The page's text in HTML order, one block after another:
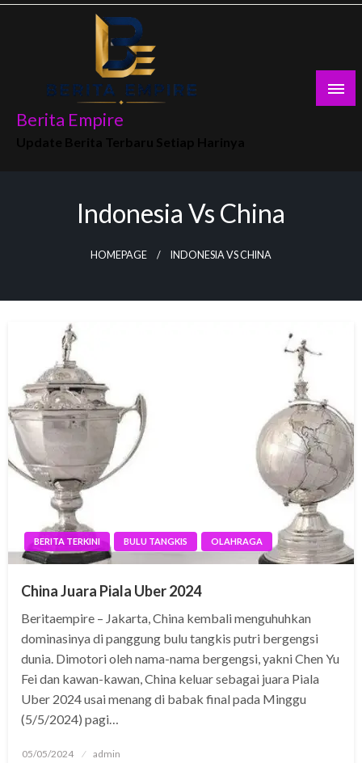
Skip
Berita Empire
Indonesia Vs China
HOMEPAGE INDONESIA VS CHINA
BERITA TERKINI BULU TANGKIS OLAHRAGA
China Juara Piala Uber 2024
Beritaempire – Jakarta, China kembali menguhuhkan
dominasinya di panggung bulu tangkis putri bergengsi
dunia. Dimotori oleh nama-nama bergengsi, yakni Chen Yu
Fei dan kawan-kawan, China keluar sebagai juara Piala
Uber 2024 usai menang di babak final pada Minggu
(5/5/2024) pagi…
Posted
05/05/2024 admin